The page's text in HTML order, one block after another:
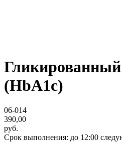
(HbA1c)
06-014
390,00
руб.
Срок выполнения: до 12:00